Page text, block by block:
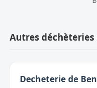
Autres
Decheterie de